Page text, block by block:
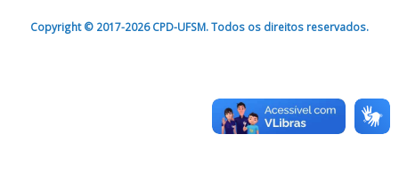
Copyright © 2017-2026 CPD-UFSM. Todos os direitos reservados.